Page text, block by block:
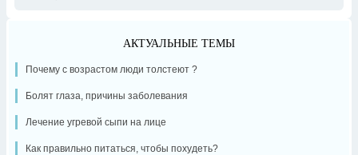
АКТУАЛЬНЫЕ ТЕМЫ
Почему с возрастом люди толстеют ?
Болят глаза, причины заболевания
Лечение угревой сыпи на лице
Как правильно питаться, чтобы похудеть?